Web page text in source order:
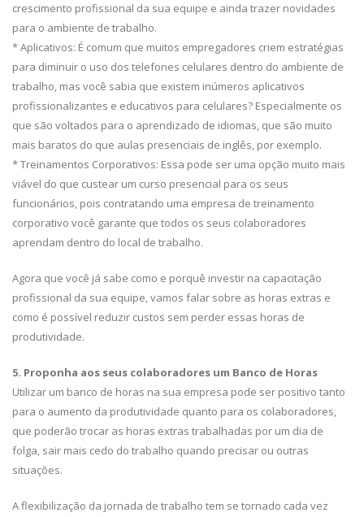
crescimento profissional da sua equipe e ainda trazer novidades
para o ambiente de trabalho.
* Aplicativos: É comum que muitos empregadores criem estratégias
para diminuir o uso dos telefones celulares dentro do ambiente de
trabalho, mas você sabia que existem inúmeros aplicativos
profissionalizantes e educativos para celulares? Especialmente os
que são voltados para o aprendizado de idiomas, que são muito
mais baratos do que aulas presenciais de inglês, por exemplo.
* Treinamentos Corporativos: Essa pode ser uma opção muito mais
viável do que custear um curso presencial para os seus
funcionários, pois contratando uma empresa de treinamento
corporativo você garante que todos os seus colaboradores
aprendam dentro do local de trabalho.
Agora que você já sabe como e porquê investir na capacitação
profissional da sua equipe, vamos falar sobre as horas extras e
como é possível reduzir custos sem perder essas horas de
produtividade.
5. Proponha aos seus colaboradores um Banco de Horas
Utilizar um banco de horas na sua empresa pode ser positivo tanto
para o aumento da produtividade quanto para os colaboradores,
que poderão trocar as horas extras trabalhadas por um dia de
folga, sair mais cedo do trabalho quando precisar ou outras
situações.
A flexibilização da jornada de trabalho tem se tornado cada vez